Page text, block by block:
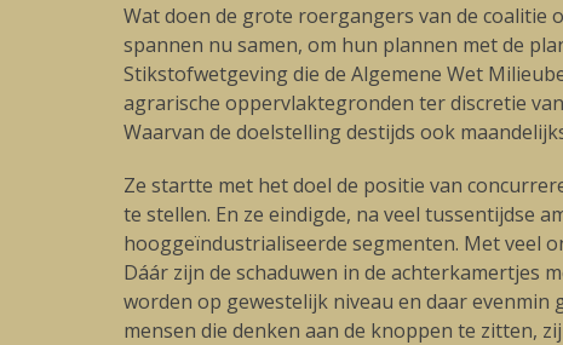
Wat doen de grote roergangers van de coalitie
spannen nu samen, om hun plannen met de
Stikstofwetgeving die de Algemene Wet
agrarische oppervlaktegronden ter discretie
Waarvan de doelstelling destijds ook
Ze startte met het doel de positie van
te stellen. En ze eindigde, na veel tussentijdse
hooggeïndustrialiseerde segmenten. Met veel
Dáár zijn de schaduwen in de achterkamertjes
worden op gewestelijk niveau en daar
mensen die denken aan de knoppen te zitten,